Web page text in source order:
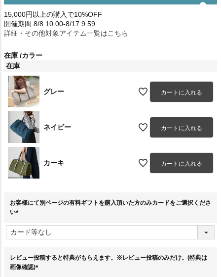
15,000円以上の購入で10%OFF
開催期間:8/8 10:00-8/17 9:59
詳細・その他対象アイテム一覧はこちら
在庫 カラー
在庫
グレー カートに入れる
ネイビー カートに入れる
カーキ カートに入れる
お客様にて別ページの有料ギフトを購入頂いた方のみカードをご選択くださ
い
必
須
レビュー投稿すると特典がもらえます。※レビュー投稿のみだけ。(特典は
画像確認)